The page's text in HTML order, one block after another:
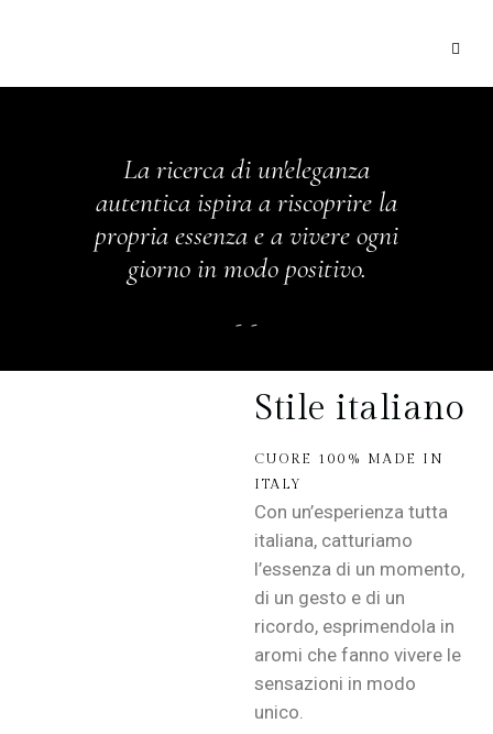
La ricerca di un'eleganza
autentica ispira a riscoprire la
propria essenza e a vivere ogni
giorno in modo positivo.
Stile italiano
CUORE 100% MADE IN
ITALY
Con un’esperienza tutta
italiana, catturiamo
l’essenza di un momento,
di un gesto e di un
ricordo, esprimendola in
aromi che fanno vivere le
sensazioni in modo
unico.